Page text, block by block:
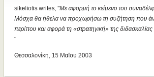
sikeliotis writes, "Με αφορμή το κείμενο του
Μόσχα θα ήθελα να προχωρήσω τη συζήτηση που
περίπου και αφορά τη «στρατηγική» της διδασκαλίας
"
Θεσσαλονίκη, 15 Μαϊου 2003